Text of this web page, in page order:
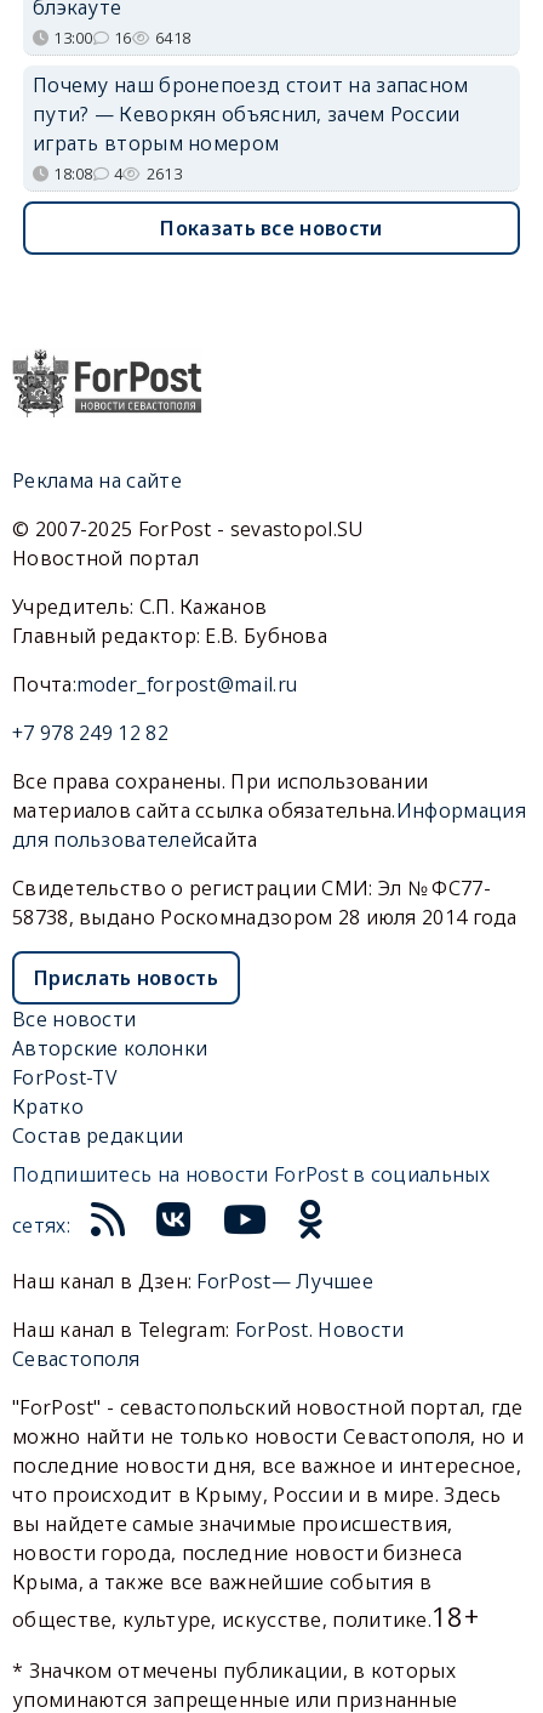
блэкауте
13:00 16 6418
Почему наш бронепоезд стоит на запасном
пути? — Кеворкян объяснил, зачем России
играть вторым номером
18:08 4 2613
Показать все новости
Реклама на сайте
© 2007-2025 ForPost - sevastopol.SU
Новостной портал
Учредитель: С.П. Кажанов
Главный редактор: Е.В. Бубнова
Почта:moder_forpost@mail.ru
+7 978 249 12 82
Все права сохранены. При использовании
материалов сайта ссылка обязательна.Информация
для пользователейсайта
Свидетельство о регистрации СМИ: Эл № ФС77-
58738, выдано Роскомнадзором 28 июля 2014 года
Прислать новость
Все новости
Авторские колонки
ForPost-TV
Кратко
Состав редакции
Подпишитесь на новости ForPost в социальных
сетях:
Наш канал в Дзен: ForPost— Лучшее
Наш канал в Telegram: ForPost. Новости
Севастополя
"ForPost" - севастопольский новостной портал, где
можно найти не только новости Севастополя, но и
последние новости дня, все важное и интересное,
что происходит в Крыму, России и в мире. Здесь
вы найдете самые значимые происшествия,
новости города, последние новости бизнеса
Крыма, а также все важнейшие события в
обществе, культуре, искусстве, политике.18+
* Значком отмечены публикации, в которых
упоминаются запрещенные или признанные